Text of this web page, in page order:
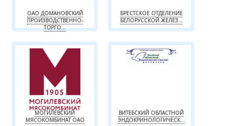
ОАО ДОМАНОВСКИЙ
ПРОИЗВОДСТВЕННО-
ТОРГО...
БРЕСТСКОЕ ОТДЕЛЕНИЕ
БЕЛОРУССКОЙ ЖЕЛЕЗ...
МОГИЛЕВСКИЙ
МЯСОКОМБИНАТ ОАО
ВИТЕБСКИЙ ОБЛАСТНОЙ
ЭНДОКРИНОЛОГИЧЕСК...